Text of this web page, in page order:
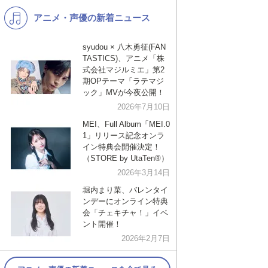
K-POP 演歌・歌謡
洋楽
VTuber ディズニー
アニメ・声優の新着ニュース
syudou × 八木勇征(FAN
TASTICS)、アニメ「株
式会社マジルミエ」第2
期OPテーマ「ラテマジ
ック」MVが今夜公開！
2026年7月10日
MEI、Full Album「MEI.0
1」リリース記念オンラ
イン特典会開催決定！
（STORE by UtaTen®︎）
2026年3月14日
堀内まり菜、バレンタイ
ンデーにオンライン特典
会「チェキチャ！」イベ
ント開催！
2026年2月7日